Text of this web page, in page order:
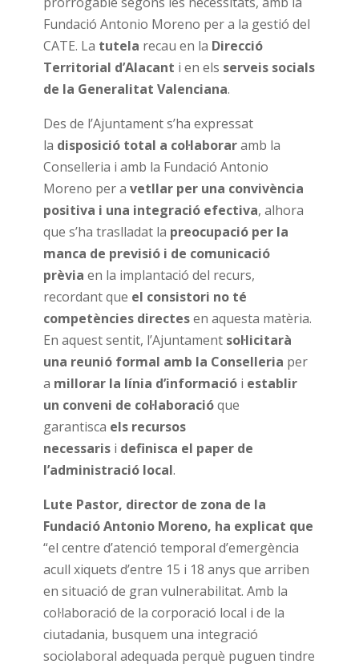
Fundació Antonio Moreno per a la gestió del
CATE. La tutela recau en la Direcció
Territorial d’Alacant i en els serveis socials
de la Generalitat Valenciana.
Des de l’Ajuntament s’ha expressat
la disposició total a col·laboraramb la
Conselleria i amb la Fundació Antonio
Moreno per a vetllar per una convivència
positiva i una integració efectiva, alhora
que s’ha traslladat la preocupació per la
manca de previsió i de comunicació
prèvia en la implantació del recurs,
recordant que el consistori no té
competències directesen aquesta matèria.
En aquest sentit, l’Ajuntament sol·licitarà
una reunió formal amb la Conselleria per
a millorar la línia d’informaciói establir
un conveni de col·laboracióque
garantisca els recursos
necessarisi definisca el paper de
l’administració local.
Lute Pastor, director de zona de la
Fundació Antonio Moreno, ha explicat que
“el centre d’atenció temporal d’emergència
acull xiquets d’entre 15 i 18 anys que arriben
en situació de gran vulnerabilitat. Amb la
col·laboració de la corporació local i de la
ciutadania, busquem una integració
sociolaboral adequada perquè puguen tindre